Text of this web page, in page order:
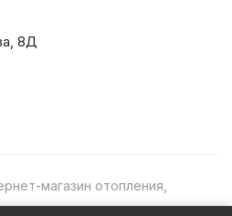
8Д
магазин отопления,